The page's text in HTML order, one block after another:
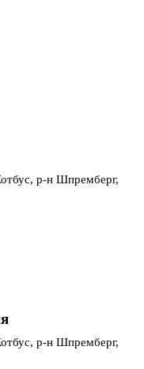
р-н Шпремберг,
р-н Шпремберг,